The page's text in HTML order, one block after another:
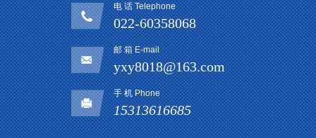
电 话 Telephone
022-60358068
邮 箱 E-mail
yxy8018@163.com
手 机 Phone
15313616685